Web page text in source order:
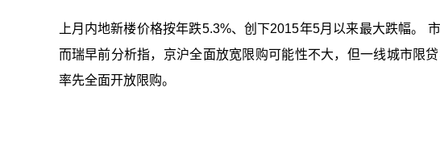
上月内地新楼价格按年跌5.3%、创下2015年5月以来最大跌幅。
而瑞早前分析指，京沪全面放宽限购可能性不大，但一线城市限
率先全面开放限购。